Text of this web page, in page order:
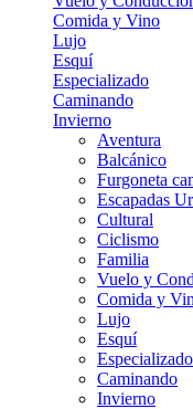
Comida y Vino
Lujo
Esquí
Especializado
Caminando
Invierno
Aventura
Balcánico
Furgoneta
Escapadas
Cultural
Ciclismo
Familia
Vuelo y
Comida y
Lujo
Esquí
Especializado
Caminando
Invierno